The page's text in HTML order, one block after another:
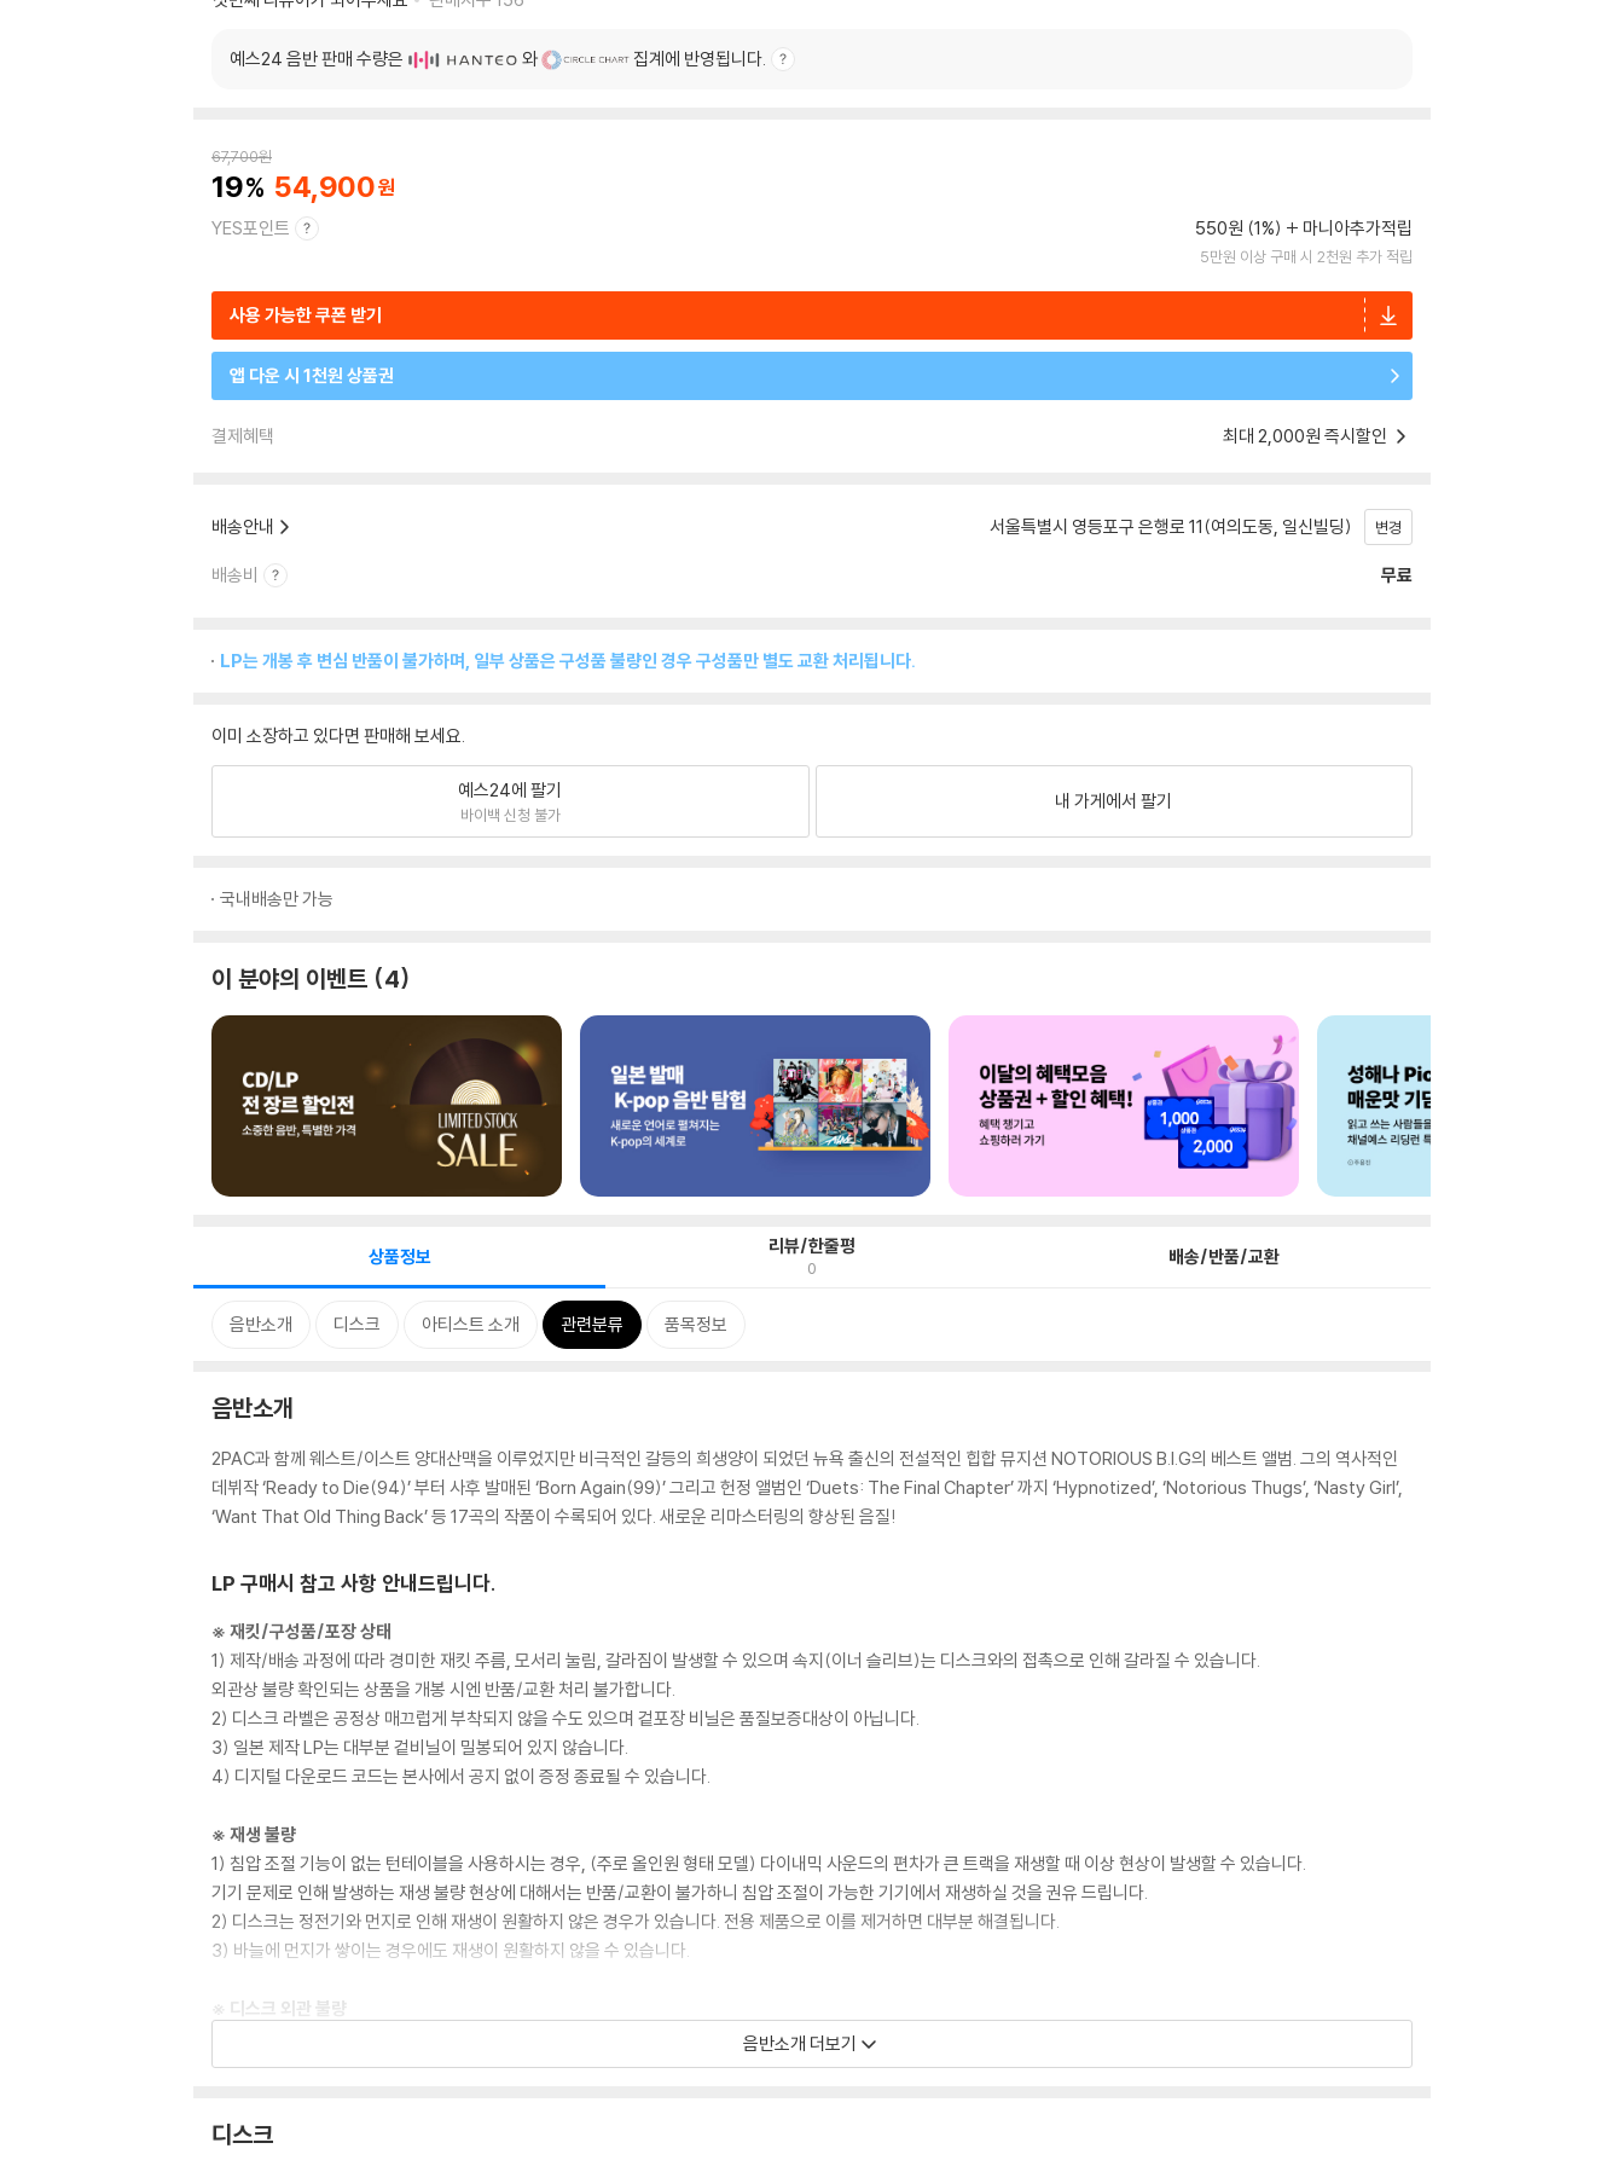
예스24 음반 판매 수량은 와 집계에 반영됩니다.
67,700원
19 54,900
YES포인트 550원 (1%) 마니아추가적립
5만원 이상 구매 시 2천원 추가 적립
사용 가능한 쿠폰 받기
앱 다운 시 1천원 상품권
결제혜택 최대 2,000원 즉시할인
배송안내 서울특별시 영등포구 은행로 11(여의도동, 일신빌딩) 변경
배송비 무료
LP는 개봉 후 변심 반품이 불가하며, 일부 상품은 구성품 불량인 경우 구성품만 별도 교환 처리됩니다.
이미 소장하고 있다면 판매해 보세요.
예스24에 팔기
바이백 신청 불가
내 가게에서 팔기
국내배송만 가능
이 분야의 이벤트 4
상품정보 리뷰/한줄평
0 배송/반품/교환
음반소개 디스크 아티스트 소개 관련분류 품목정보
음반소개
2PAC과 함께 웨스트/이스트 양대산맥을 이루었지만 비극적인 갈등의 희생양이 되었던 뉴욕 출신의 전설적인 힙합 뮤지션 NOTORIOUS B.I.G의 베스트 앨범. 그의 역사적인
데뷔작 ‘Ready to Die(94)’ 부터 사후 발매된 ‘Born Again(99)’ 그리고 헌정 앨범인 ‘Duets: The Final Chapter’ 까지 ‘Hypnotized’, ‘Notorious Thugs’, ‘Nasty Girl’,
‘Want That Old Thing Back’ 등 17곡의 작품이 수록되어 있다. 새로운 리마스터링의 향상된 음질!
LP 구매시 참고 사항 안내드립니다.
※ 재킷/구성품/포장 상태
1) 제작/배송 과정에 따라 경미한 재킷 주름, 모서리 눌림, 갈라짐이 발생할 수 있으며 속지(이너 슬리브)는 디스크와의 접촉으로 인해 갈라질 수 있습니다.
외관상 불량 확인되는 상품을 개봉 시엔 반품/교환 처리 불가합니다.
2) 디스크 라벨은 공정상 매끄럽게 부착되지 않을 수도 있으며 겉포장 비닐은 품질보증대상이 아닙니다.
3) 일본 제작 LP는 대부분 겉비닐이 밀봉되어 있지 않습니다.
4) 디지털 다운로드 코드는 본사에서 공지 없이 증정 종료될 수 있습니다.
※ 재생 불량
1) 침압 조절 기능이 없는 턴테이블을 사용하시는 경우, (주로 올인원 형태 모델) 다이내믹 사운드의 편차가 큰 트랙을 재생할 때 이상 현상이 발생할 수 있습니다.
기기 문제로 인해 발생하는 재생 불량 현상에 대해서는 반품/교환이 불가하니 침압 조절이 가능한 기기에서 재생하실 것을 권유 드립니다.
2) 디스크는 정전기와 먼지로 인해 재생이 원활하지 않은 경우가 있습니다. 전용 제품으로 이를 제거하면 대부분 해결됩니다.
3) 바늘에 먼지가 쌓이는 경우에도 재생이 원활하지 않을 수 있습니다.
※ 디스크 외관 불량
1) 열을 가하여 제작하는 바이닐 공정 특성상 디스크 표면이 미세하게 울렁거리거나 휘어지는 경우가 있습니다.
재생이 불안정한 경우 스태빌라이저를 사용하시면 좀 더 안정적인 재생이 가능합니다.
는 전용 제품 등을 이용하여 센터 홀을 조정하시면 해결됩니다.
3) 디스크에 미세한 잔 흠집이 남아있거나 인쇄 면이 깨끗하지 않은 경우가 있으며, 이는 상품의 불량이 아닙니다. 단, 재생에 이상이 있는 경우에는 불량으로 인한 반품/교환이
음반소개 더보기
디스크